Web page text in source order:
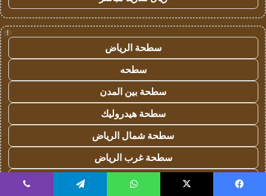
!
سطحة الرياض
سطحه
سطحة بين المدن
سطحة هيدروليك
سطحة شمال الرياض
سطحة غرب الرياض
سطحة جنوب الرياض